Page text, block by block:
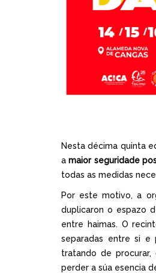
Nesta décima quinta
amaior seguridade
todas as medidas
Por este motivo, a
duplicaron o espazo
entre haimas. O
separadas entre si e
tratando de
perder a súa esencia